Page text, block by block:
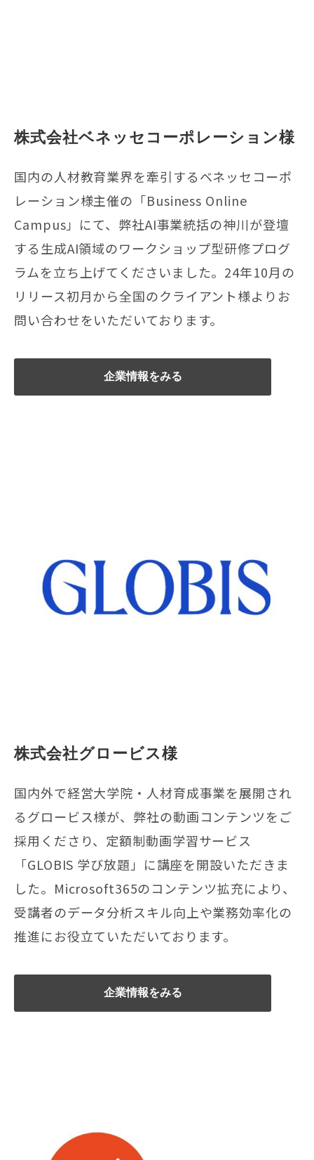
株式会社ベネッセコーポレーション様
国内の人材教育業界を牽引するベネッセコーポ
レーション様主催の「Business Online
Campus」にて、弊社AI事業統括の神川が登壇
する生成AI領域のワークショップ型研修プログ
ラムを立ち上げてくださいました。24年10月の
リリース初月から全国のクライアント様よりお
問い合わせをいただいております。
企業情報をみる
株式会社グロービス様
国内外で経営大学院・人材育成事業を展開され
るグロービス様が、弊社の動画コンテンツをご
採用くださり、定額制動画学習サービス
「GLOBIS 学び放題」に講座を開設いただきま
した。Microsoft365のコンテンツ拡充により、
受講者のデータ分析スキル向上や業務効率化の
推進にお役立ていただいております。
企業情報をみる